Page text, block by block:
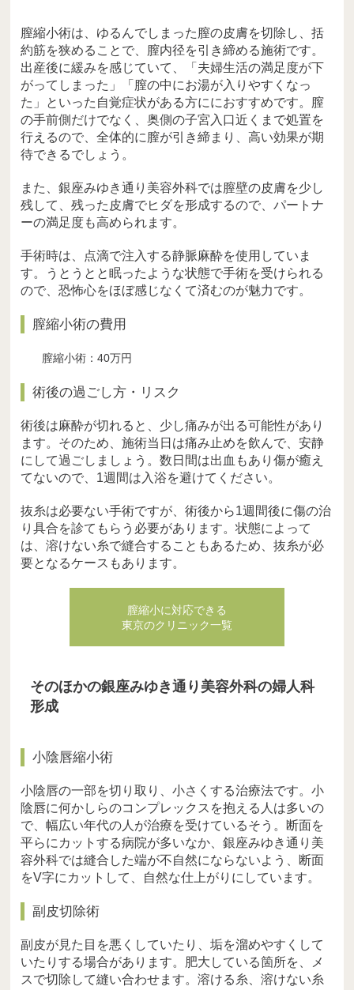
膣縮小術は、ゆるんでしまった膣の皮膚を切除し、括
約筋を狭めることで、膣内径を引き締める施術です。
出産後に緩みを感じていて、「夫婦生活の満足度が下
がってしまった」「膣の中にお湯が入りやすくなっ
た」といった自覚症状がある方ににおすすめです。膣
の手前側だけでなく、奥側の子宮入口近くまで処置を
行えるので、全体的に膣が引き締まり、高い効果が期
待できるでしょう。
また、銀座みゆき通り美容外科では膣壁の皮膚を少し
残して、残った皮膚でヒダを形成するので、パートナ
ーの満足度も高められます。
手術時は、点滴で注入する静脈麻酔を使用していま
す。うとうとと眠ったような状態で手術を受けられる
ので、恐怖心をほぼ感じなくて済むのが魅力です。
膣縮小術の費用
膣縮小術：40万円
術後の過ごし方・リスク
術後は麻酔が切れると、少し痛みが出る可能性があり
ます。そのため、施術当日は痛み止めを飲んで、安静
にして過ごしましょう。数日間は出血もあり傷が癒え
てないので、1週間は入浴を避けてください。
抜糸は必要ない手術ですが、術後から1週間後に傷の治
り具合を診てもらう必要があります。状態によって
は、溶けない糸で縫合することもあるため、抜糸が必
要となるケースもあります。
膣縮小に対応できる
東京のクリニック一覧
そのほかの銀座みゆき通り美容外科の婦人科
形成
小陰唇縮小術
小陰唇の一部を切り取り、小さくする治療法です。小
陰唇に何かしらのコンプレックスを抱える人は多いの
で、幅広い年代の人が治療を受けているそう。断面を
平らにカットする病院が多いなか、銀座みゆき通り美
容外科では縫合した端が不自然にならないよう、断面
をV字にカットして、自然な仕上がりにしています。
副皮切除術
副皮が見た目を悪くしていたり、垢を溜めやすくして
いたりする場合があります。肥大している箇所を、メ
スで切除して縫い合わせます。溶ける糸、溶けない糸